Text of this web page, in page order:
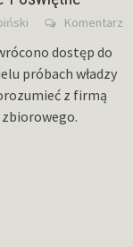
Komentarz
dostęp do
próbach władzy
z firmą